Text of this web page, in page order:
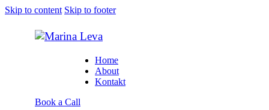
Skip to content Skip to footer
Home
About
Kontakt
Book a Call